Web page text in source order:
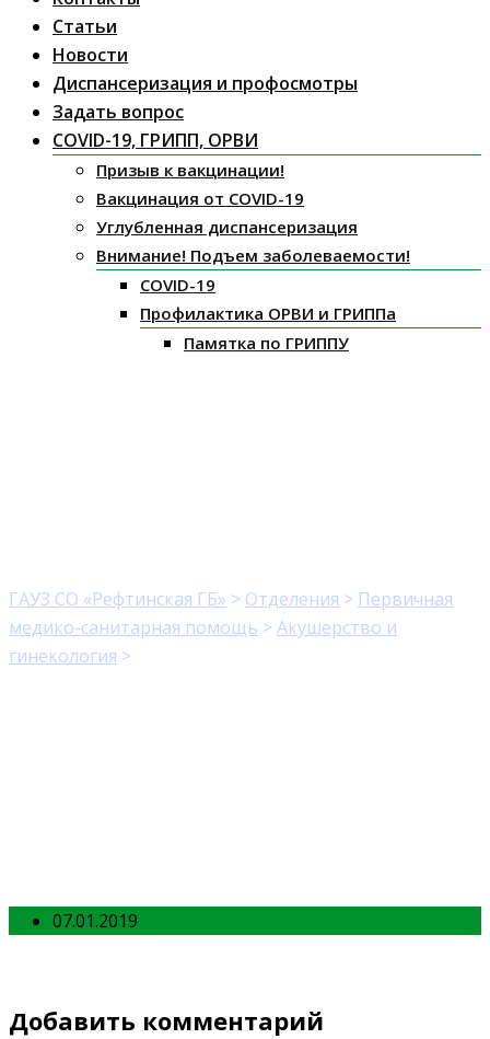
Статьи
Новости
Диспансеризация и профосмотры
Задать вопрос
COVID-19, ГРИПП, ОРВИ
Призыв к вакцинации!
Вакцинация от COVID-19
Углубленная диспансеризация
Внимание! Подъем заболеваемости!
COVID-19
Профилактика ОРВИ и ГРИППа
Памятка по ГРИППУ
ГАУЗ СО «Рефтинская ГБ» > Отделения > Первичная
медико-санитарная помощь > Акушерство и
гинекология >
07.01.2019
Добавить комментарий